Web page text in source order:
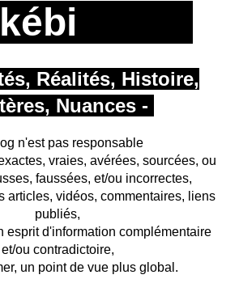
Réalités, Histoire,
Nuances -
n'est pas responsable
vraies, avérées, sourcées, ou
faussées, et/ou incorrectes,
articles, vidéos, commentaires, liens
publiés,
esprit d'information complémentaire
et/ou contradictoire,
un point de vue plus global.